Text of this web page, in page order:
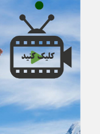
تحول در زیرساخت‌های
زائران اربعین